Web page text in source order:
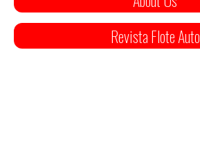
Revista Flote Auto